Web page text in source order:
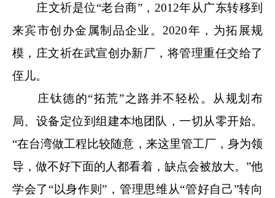
庄文祈是位“老台商”，2012年从广东转移到
来宾市创办金属制品企业。2020年，为拓展规
模，庄文祈在武宣创办新厂，将管理重任交给了
侄儿。
庄钛德的“拓荒”之路并不轻松。从规划布
局、设备定位到组建本地团队，一切从零开始。
“在台湾做工程比较随意，来这里管工厂，身为领
导，做不好下面的人都看着，缺点会被放大。”他
学会了“以身作则”，管理思维从“管好自己”转向